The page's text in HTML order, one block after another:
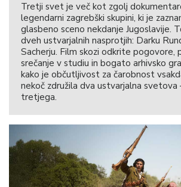
Tretji svet je več kot zgolj
legendarni zagrebški skupini, ki je
glasbeno sceno nekdanje Jugoslavije.
dveh ustvarjalnih nasprotjih: Darku
Sacherju. Film skozi odkrite pogovore,
srečanje v studiu in bogato arhivsko
kako je občutljivost za čarobnost
nekoč združila dva ustvarjalna
tretjega.